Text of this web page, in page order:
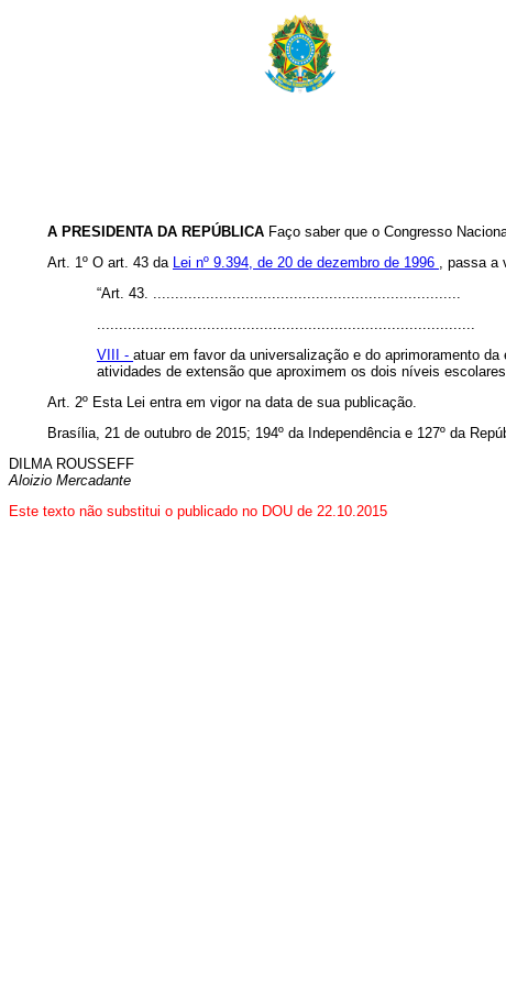
A PRESIDENTA DA REPÚBLICA Faço saber que o Congresso
Art. 1º O art. 43 da Lei nº 9.394, de 20 de dezembro de 1996 , passa a
“Art. 43. ......................................................................
......................................................................................
VIII -atuar em favor da universalização e do aprimoramento
atividades de extensão que aproximem os dois níveis
Art. 2º Esta Lei entra em vigor na data de sua publicação.
Brasília, 21 de outubro de 2015; 194º da Independência e 127º da
DILMA ROUSSEFF
Aloizio Mercadante
Este texto não substitui o publicado no DOU de 22.10.2015